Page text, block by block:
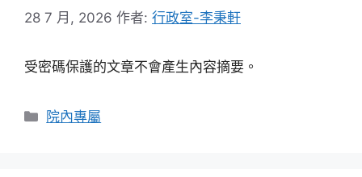
28 7 月, 2026 作者: 行政室-李秉軒
受密碼保護的文章不會產生內容摘要。
分
院內專屬